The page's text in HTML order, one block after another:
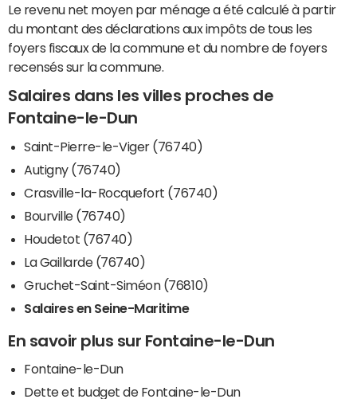
Le revenu net moyen par ménage a été calculé à partir
du montant des déclarations aux impôts de tous les
foyers fiscaux de la commune et du nombre de foyers
recensés sur la commune.
Salaires dans les villes proches de
Fontaine-le-Dun
Saint-Pierre-le-Viger (76740)
Autigny (76740)
Crasville-la-Rocquefort (76740)
Bourville (76740)
Houdetot (76740)
La Gaillarde (76740)
Gruchet-Saint-Siméon (76810)
Salaires en Seine-Maritime
En savoir plus sur Fontaine-le-Dun
Fontaine-le-Dun
Dette et budget de Fontaine-le-Dun